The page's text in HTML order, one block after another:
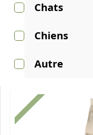
Chats
Chiens
Autre